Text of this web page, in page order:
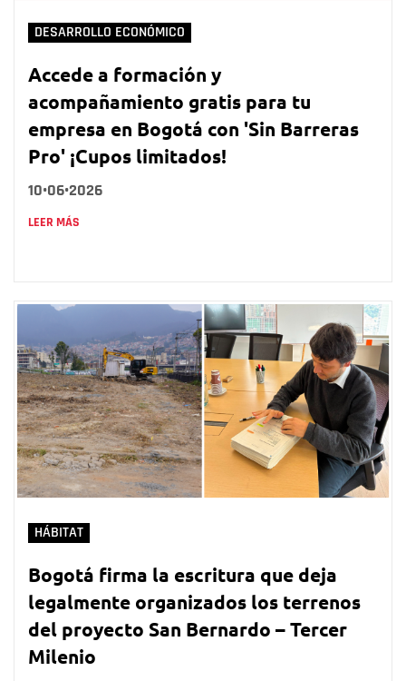
DESARROLLO ECONÓMICO
Accede a formación y
acompañamiento gratis para tu
empresa en Bogotá con 'Sin Barreras
Pro' ¡Cupos limitados!
10•06•2026
LEER MÁS
HÁBITAT
Bogotá firma la escritura que deja
legalmente organizados los terrenos
del proyecto San Bernardo – Tercer
Milenio